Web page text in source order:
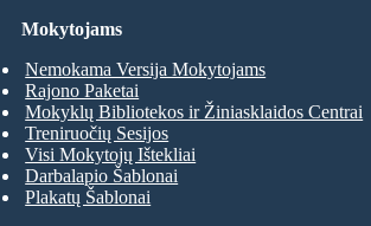
Mokytojams
Nemokama Versija Mokytojams
Rajono Paketai
Mokyklų Bibliotekos ir Žiniasklaidos Centrai
Treniruočių Sesijos
Visi Mokytojų Ištekliai
Darbalapio Šablonai
Plakatų Šablonai